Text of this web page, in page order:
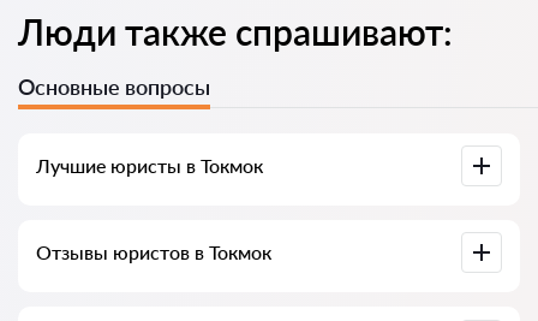
Люди также спрашивают:
Основные вопросы
Лучшие юристы в Токмок
информацией. Цены, отзывы, номер телефона и адрес.
Отзывы юристов в Токмок